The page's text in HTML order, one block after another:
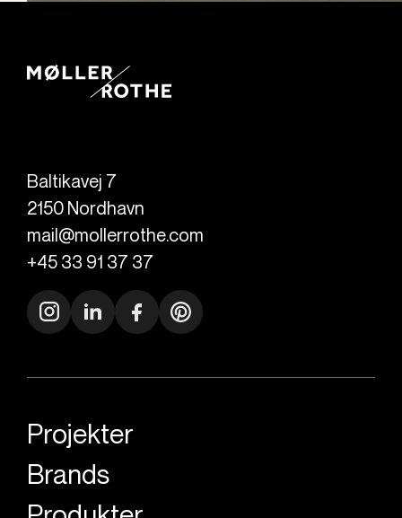
Baltikavej 7
2150 Nordhavn
mail@mollerrothe.com
+45 33 91 37 37
Projekter
Brands